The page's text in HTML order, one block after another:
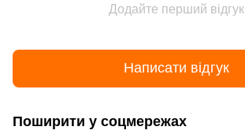
Додайте перший відгук
Написати відгук
Поширити у соцмережах